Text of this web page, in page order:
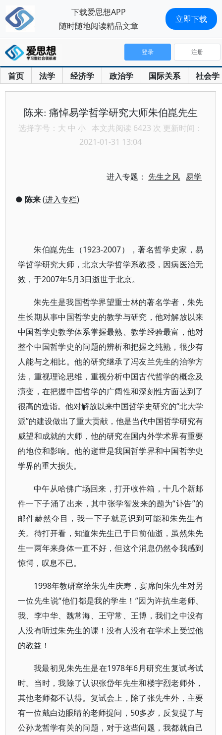
首页 法学 经济学 政治学 国际关系 社会学
登录 注册
陈来: 痛悼易学哲学研究大师朱伯崑先生
选择字号： 大 中 小 本文共阅读 6423 次 更新时间：
2021-01-31 13:04
进入专题： 先生之风 易学
● 陈来(进入专栏)
朱伯崑先生（1923-2007），著名哲学史家，易
学哲学研究大师，北京大学哲学系教授，因病医治无
效，于2007年5月3日逝世于北京。
朱先生是我国哲学界望重士林的著名学者，朱先
生长期从事中国哲学史的教学与研究，他对解放以来
中国哲学史教学体系掌握最熟、教学经验最富，他对
整个中国哲学史的问题的辨析和把握之纯熟，很少有
人能与之相比。他的研究继承了冯友兰先生的治学方
法，重视理论思维，重视分析中国古代哲学的概念及
演变，在把握中国哲学的广阔性和深刻性方面达到了
很高的造诣。他对解放以来中国哲学史研究的“北大学
派”的建设做出了重大贡献，他是当代中国哲学研究有
威望和成就的大师，他的研究在国内外学术界有重要
的地位和影响。他的逝世是我国哲学界和中国哲学史
学界的重大损失。
中午从哈佛广场回来，打开收件箱，十几个新邮
件一下子涌了出来，其中张学智发来的题为“讣告”的
邮件赫然夺目，我一下子就意识到可能和朱先生有
关。待打开看，知道朱先生已于日前仙逝，虽然朱先
生一两年来身体一直不好，但这个消息仍然令我感到
惊愕，叹息不已。
1998年教研室给朱先生庆寿，宴席间朱先生对另
一位先生说“他们都是我的学生！”因为许抗生老师、
我、李中华、魏常海、王守常、王博，我们之中没有
人没有听过朱先生的课！没有人没有在学术上受过他
的教益！
我最初见朱先生是在1978年6月研究生复试考试
时。当时，我除了认识张岱年先生和楼宇烈老师外，
其他老师都不认得。复试会上，除了张先生外，主要
有一位戴白边眼睛的老师提问，50多岁，反复提了与
公孙龙哲学有关的问题，对于这些问题，我都就自己
下载爱思想APP
随时随地阅读精品文章
立即下载